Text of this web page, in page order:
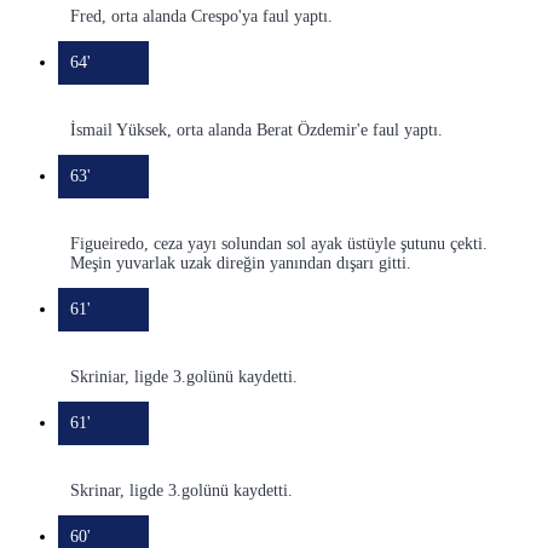
Fred, orta alanda Crespo'ya faul yaptı.
64'
İsmail Yüksek, orta alanda Berat Özdemir'e faul yaptı.
63'
Figueiredo, ceza yayı solundan sol ayak üstüyle şutunu çekti.
Meşin yuvarlak uzak direğin yanından dışarı gitti.
61'
Skriniar, ligde 3.golünü kaydetti.
61'
Skrinar, ligde 3.golünü kaydetti.
60'